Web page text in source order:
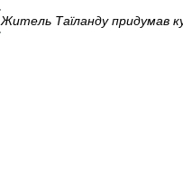
Житель Таїланду придумав